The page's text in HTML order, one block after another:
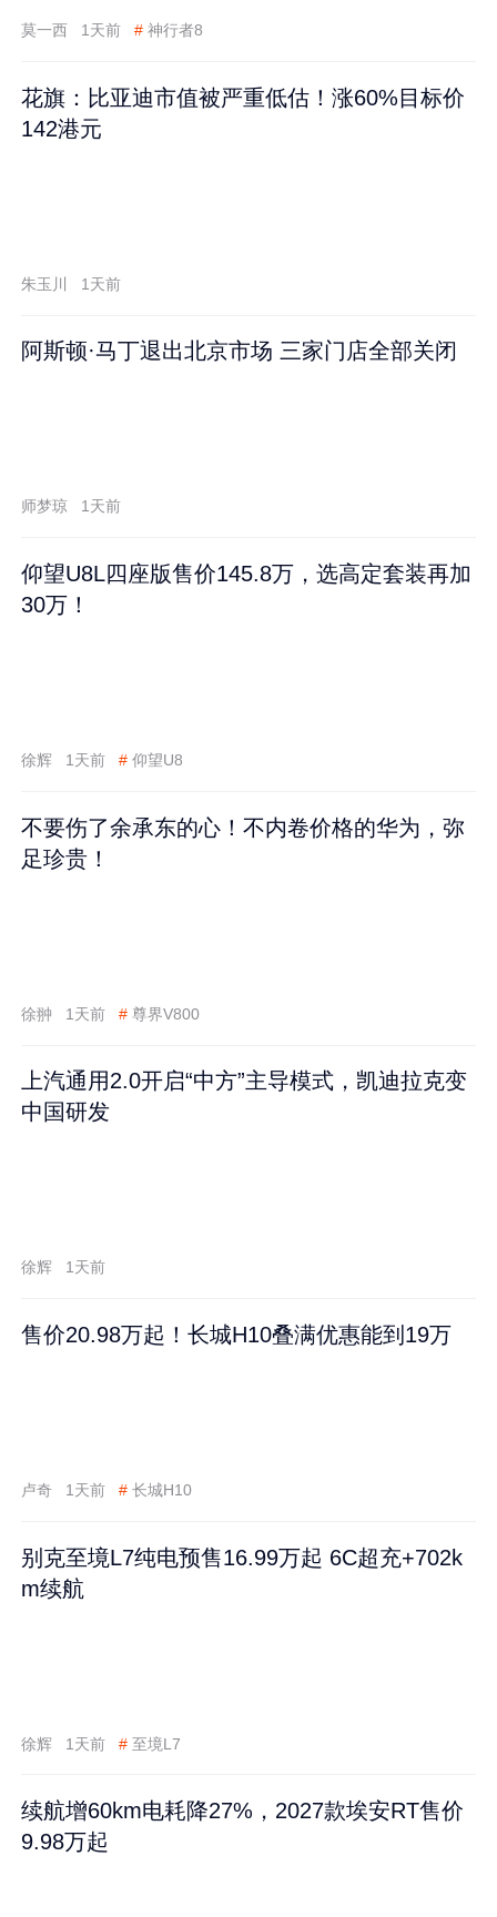
莫一西 1天前 # 神行者8
花旗：比亚迪市值被严重低估！涨60%目标价
142港元
朱玉川 1天前
阿斯顿·马丁退出北京市场 三家门店全部关闭
师梦琼 1天前
仰望U8L四座版售价145.8万，选高定套装再加
30万！
徐辉 1天前 # 仰望U8
不要伤了余承东的心！不内卷价格的华为，弥
足珍贵！
徐翀 1天前 # 尊界V800
上汽通用2.0开启“中方”主导模式，凯迪拉克变
中国研发
徐辉 1天前
售价20.98万起！长城H10叠满优惠能到19万
卢奇 1天前 # 长城H10
别克至境L7纯电预售16.99万起 6C超充+702k
m续航
徐辉 1天前 # 至境L7
续航增60km电耗降27%，2027款埃安RT售价
9.98万起